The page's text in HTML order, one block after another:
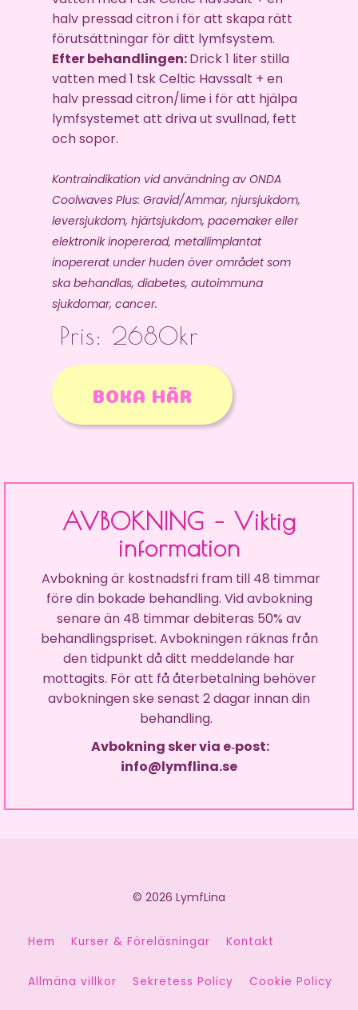
halv pressad citron i för att skapa rätt
förutsättningar för ditt lymfsystem.
Efter behandlingen:Drick 1 liter stilla
vatten med 1 tsk Celtic Havssalt + en
halv pressad citron/lime i för att hjälpa
lymfsystemet att driva ut svullnad, fett
och sopor.
Kontraindikation vid användning av ONDA
Coolwaves Plus: Gravid/Ammar, njursjukdom,
leversjukdom, hjärtsjukdom, pacemaker eller
elektronik inopererad, metallimplantat
inopererat under huden över området som
ska behandlas, diabetes, autoimmuna
sjukdomar, cancer.
Pris: 2680kr
BOKA HÄR
AVBOKNING – Viktig
information
Avbokning är kostnadsfri fram till 48 timmar
före din bokade behandling. Vid avbokning
senare än 48 timmar debiteras 50% av
behandlingspriset. Avbokningen räknas från
den tidpunkt då ditt meddelande har
mottagits. För att få återbetalning behöver
avbokningen ske senast 2 dagar innan din
behandling.
Avbokning sker via e‑post:
info@lymflina.se
© 2026 LymfLina
Hem Kurser & Föreläsningar Kontakt
Allmäna villkor Sekretess Policy Cookie Policy